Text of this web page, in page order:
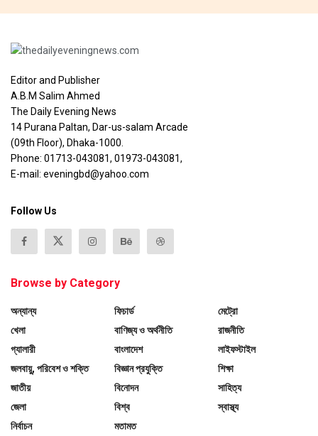
Editor and Publisher
A.B.M Salim Ahmed
The Daily Evening News
14 Purana Paltan, Dar-us-salam Arcade
(09th Floor), Dhaka-1000.
Phone: 01713-043081, 01973-043081,
E-mail: eveningbd@yahoo.com
Follow Us
Browse by Category
অন্যান্য
খেলা
গ্যালারী
জলবায়ু, পরিবেশ ও শক্তি
জাতীয়
জেলা
নির্বাচন
ফিচার্ড
বাণিজ্য ও অর্থনীতি
বাংলাদেশ
বিজ্ঞান প্রযুক্তি
বিনোদন
বিশ্ব
মতামত
মেট্রো
রাজনীতি
লাইফস্টাইল
শিক্ষা
সাহিত্য
স্বাস্থ্য